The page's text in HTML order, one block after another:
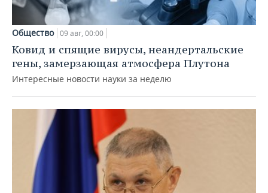
Общество 09 авг, 00:00
Ковид и спящие вирусы, неандертальские
гены, замерзающая атмосфера Плутона
Интересные новости науки за неделю